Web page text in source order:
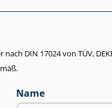
DIN 17024 von TÜV,
Name